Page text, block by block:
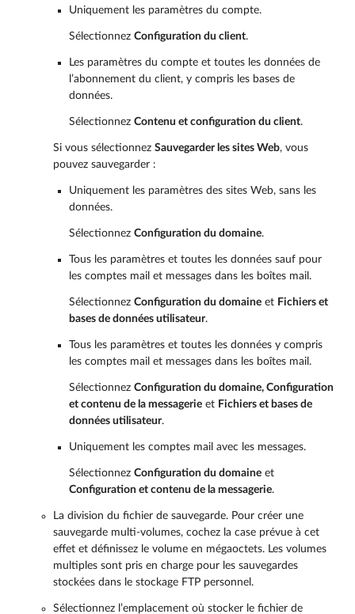
Uniquement les paramètres du compte.
Sélectionnez Configuration du client.
Les paramètres du compte et toutes les données de
l’abonnement du client, y compris les bases de
données.
Sélectionnez Contenu et configuration du client.
Si vous sélectionnez Sauvegarder les sites Web, vous
pouvez sauvegarder :
Uniquement les paramètres des sites Web, sans les
données.
Sélectionnez Configuration du domaine.
Tous les paramètres et toutes les données sauf pour
les comptes mail et messages dans les boîtes mail.
Sélectionnez Configuration du domaine et Fichiers et
bases de données utilisateur.
Tous les paramètres et toutes les données y compris
les comptes mail et messages dans les boîtes mail.
Sélectionnez Configuration du domaine, Configuration
et contenu de la messagerie et Fichiers et bases de
données utilisateur.
Uniquement les comptes mail avec les messages.
Sélectionnez Configuration du domaine et
Configuration et contenu de la messagerie.
La division du fichier de sauvegarde. Pour créer une
sauvegarde multi-volumes, cochez la case prévue à cet
effet et définissez le volume en mégaoctets. Les volumes
multiples sont pris en charge pour les sauvegardes
stockées dans le stockage FTP personnel.
Sélectionnez l’emplacement où stocker le fichier de